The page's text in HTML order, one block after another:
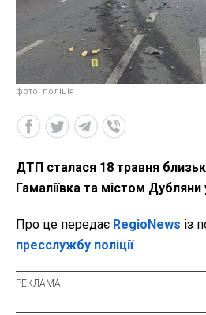
фото: поліція
ДТП сталася 18 травня
Гамаліївка та містом Дубляни
Про це передає RegioNews із
пресслужбу поліції.